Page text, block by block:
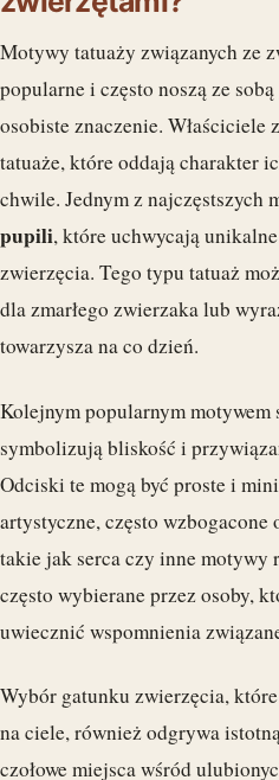
Motywy tatuaży związanych ze
popularne i często noszą ze
osobiste znaczenie. Właściciele
tatuaże, które oddają charakter
chwile. Jednym z najczęstszych
pupili, które uchwycają
zwierzęcia. Tego typu tatuaż
dla zmarłego zwierzaka lub
towarzysza na co dzień.
Kolejnym popularnym motywem
symbolizują bliskość i
Odciski te mogą być proste i
artystyczne, często wzbogacone
takie jak serca czy inne motywy
często wybierane przez osoby,
uwiecznić wspomnienia
Wybór gatunku zwierzęcia,
na ciele, również odgrywa
czołowe miejsca wśród